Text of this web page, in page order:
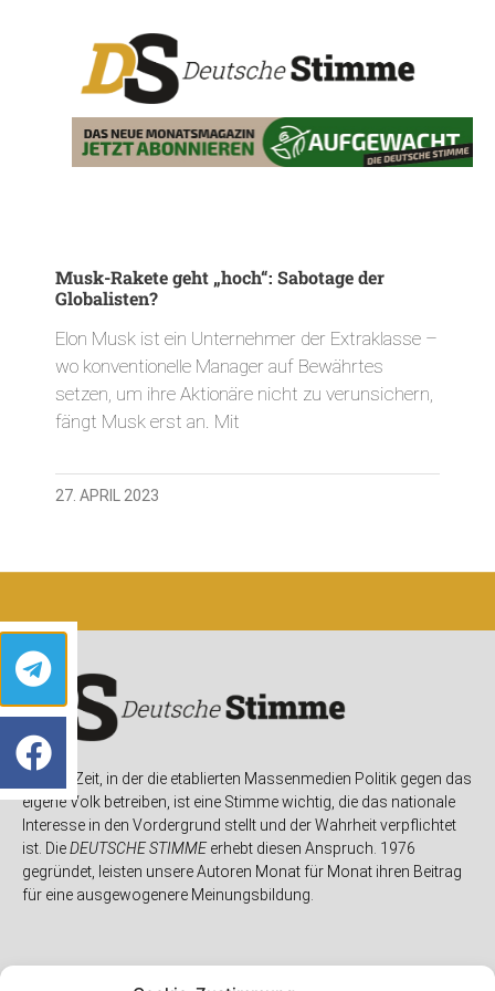
Musk-Rakete geht „hoch“: Sabotage der
Globalisten?
Elon Musk ist ein Unternehmer der Extraklasse –
wo konventionelle Manager auf Bewährtes
setzen, um ihre Aktionäre nicht zu verunsichern,
fängt Musk erst an. Mit
27. APRIL 2023
In einer Zeit, in der die etablierten Massenmedien Politik gegen das
eigene Volk betreiben, ist eine Stimme wichtig, die das nationale
Interesse in den Vordergrund stellt und der Wahrheit verpflichtet
ist. DieDEUTSCHE STIMMEerhebt diesen Anspruch. 1976
gegründet, leisten unsere Autoren Monat für Monat ihren Beitrag
für eine ausgewogenere Meinungsbildung.